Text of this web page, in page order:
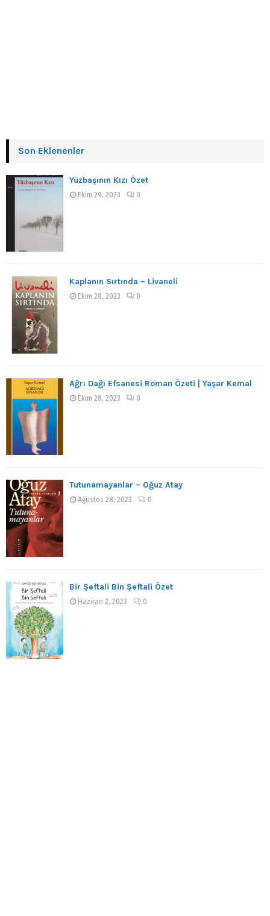
Son Eklenenler
Yüzbaşının Kızı Özet
Ekim 29, 2023 0
Kaplanın Sırtında – Livaneli
Ekim 28, 2023 0
Ağrı Dağı Efsanesi Roman Özeti | Yaşar Kemal
Ekim 28, 2023 0
Tutunamayanlar – Oğuz Atay
Ağustos 28, 2023 0
Bir Şeftali Bin Şeftali Özet
Haziran 2, 2023 0